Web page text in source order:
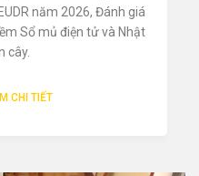
năm 2026, Đánh giá
Sổ mủ điện tử và Nhật
cây.
CHI TIẾT